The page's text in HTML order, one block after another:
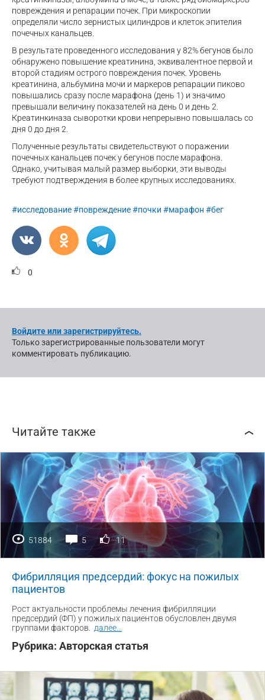
повреждения и репарации почек. При микроскопии
определяли число зернистых цилиндров и клеток эпителия
почечных канальцев.
В результате проведенного исследования у 82% бегунов было
обнаружено повышение креатинина, эквивалентное первой и
второй стадиям острого повреждения почек. Уровень
креатинина, альбумина мочи и маркеров репарации пиково
повышались сразу после марафона (день 1) и значимо
превышали величину показателей на день 0 и день 2.
Креатинкиназа сыворотки крови непрерывно повышалась со
дня 0 до дня 2.
Полученные результаты свидетельствуют о поражении
почечных канальцев почек у бегунов после марафона.
Однако, учитывая малый размер выборки, эти выводы
требуют подтверждения в более крупных исследованиях.
#исследование#повреждение#почки #марафон #бег
0
Войдите или зарегистрируйтесь.
Только зарегистрированные пользователи могут
комментировать публикацию.
Читайте также
51884 5 11
Фибрилляция предсердий: фокус на пожилых
пациентов
Рост актуальности проблемы лечения фибрилляции
предсердий (ФП) у пожилых пациентов обусловлен двумя
группами факторов.
далее
Рубрика: Авторская статья